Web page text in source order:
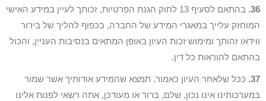
36.
בהתאם לסעיף 13 לחוק הגנת הפרטיות, זכותך לעיין במידע האישי
המוחזק עלייך במאגרי המידע של החברה, בכפוף להליך של בירור
ווידאו זהותך ומימוש זכות העיון באופן המתאים בנסיבות העניין, והכול
בהתאם להוראות כל דין.
37. ככל שלאחר העיון כאמור, תמצא שהמידע אודותיך אשר שמור
במערכותינו אינו נכון, שלם, ברור או מעודכן, אתה רשאי לפנות אלינו